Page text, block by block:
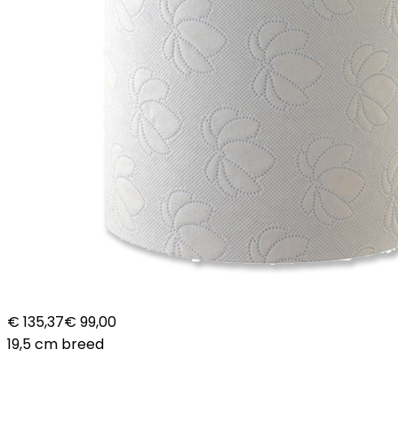
€ 135,37€ 99,00
19,5 cm breed